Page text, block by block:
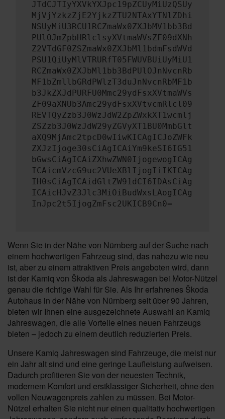
JTdCJTIyYXVkYXJpc19pZCUyMiUzQSUy
MjVjYzkzZjE2YjkzZTU2NTAxYTNlZDhi
NSUyMiU3RCU1RCZmaWx0ZXJbMV1bb3Bd
PUlOJmZpbHRlclsyXVtmaWVsZF09dXNh
Z2VTdGF0ZSZmaWx0ZXJbMl1bdmFsdWVd
PSU1QiUyMlVTRURfT05FWUVBUiUyMiU1
RCZmaWx0ZXJbMl1bb3BdPUlOJnNvcnRb
MF1bZmllbGRdPWlzT3duJnNvcnRbMF1b
b3JkZXJdPURFU0Mmc29ydFsxXVtmaWVs
ZF09aXNUb3Amc29ydFsxXVtvcmRlcl09
REVTQyZzb3J0WzJdW2ZpZWxkXT1wcmlj
ZSZzb3J0WzJdW29yZGVyXT1BU0MmbGlt
aXQ9MjAmc2tpcD0wIiwKICAgICJoZWFk
ZXJzIjoge30sCiAgICAiYm9keSI6IG51
bGwsCiAgICAiZXhwZWN0IjogewogICAg
ICAicmVzcG9uc2VUeXBlIjogIiIKICAg
IH0sCiAgICAidGltZW91dCI6IDAsCiAg
ICAicHJvZ3Jlc3MiOiBudWxsLAogICAg
InJpc2t5IjogZmFsc2UKICB9Cn0=
Wenn Sie in der Nähe von Nürnberg auf der Suche nach
einem hochwertigen Fahrzeug sind, das nahezu wie neu
ist, aber zu einem attraktiven Preis angeboten wird, dann
ist der Kamiq von Škoda als Jahreswagen bei Motor-Nützel
genau die richtige Wahl für Sie. Als Ihr erfahrenes Škoda
Autohaus in der Nähe von Nürnberg seit über 90 Jahren,
bieten wir Ihnen eine ausgezeichnete Auswahl an Kamiq
Jahreswagen, die alle Vorteile eines neuen Fahrzeugs
bieten – jedoch zu einem deutlich reduzierten Preis.
Unsere Kamiq Jahreswagen sind Fahrzeuge, die meist nur
ein Jahr alt sind und eine geringe Laufleistung aufweisen.
Dadurch profitieren Sie von der neuesten Technik,
modernem Komfort und erstklassiger Sicherheit, ohne den
vollen Neuwagenpreis zahlen zu müssen. Bei Motor-
Nützel erhalten Sie nicht nur einen qualitativ hochwertigen